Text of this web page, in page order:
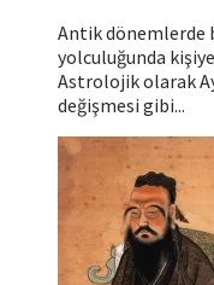
Antik dönemlerde
yolculuğunda
Astrolojik olarak
değişmesi gibi...